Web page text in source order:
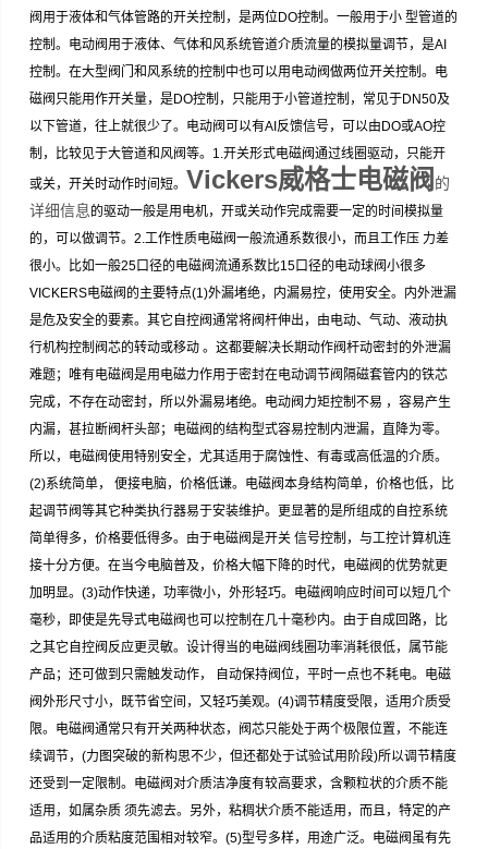
阀用于液体和气体管路的开关控制，是两位DO控制。一般用于小 型管道的
控制。电动阀用于液体、气体和风系统管道介质流量的模拟量调节，是AI
控制。在大型阀门和风系统的控制中也可以用电动阀做两位开关控制。电
磁阀只能用作开关量，是DO控制，只能用于小管道控制，常见于DN50及
以下管道，往上就很少了。电动阀可以有AI反馈信号，可以由DO或AO控
制，比较见于大管道和风阀等。1.开关形式电磁阀通过线圈驱动，只能开
或关，开关时动作时间短。 Vickers威格士电磁阀 的
详细信息的驱动一般是用电机，开或关动作完成需要一定的时间模拟量
的，可以做调节。2.工作性质电磁阀一般流通系数很小，而且工作压 力差
很小。比如一般25口径的电磁阀流通系数比15口径的电动球阀小很多
VICKERS电磁阀的主要特点(1)外漏堵绝，内漏易控，使用安全。内外泄漏
是危及安全的要素。其它自控阀通常将阀杆伸出，由电动、气动、液动执
行机构控制阀芯的转动或移动 。这都要解决长期动作阀杆动密封的外泄漏
难题；唯有电磁阀是用电磁力作用于密封在电动调节阀隔磁套管内的铁芯
完成，不存在动密封，所以外漏易堵绝。电动阀力矩控制不易 ，容易产生
内漏，甚拉断阀杆头部；电磁阀的结构型式容易控制内泄漏，直降为零。
所以，电磁阀使用特别安全，尤其适用于腐蚀性、有毒或高低温的介质。
(2)系统简单， 便接电脑，价格低谦。电磁阀本身结构简单，价格也低，比
起调节阀等其它种类执行器易于安装维护。更显著的是所组成的自控系统
简单得多，价格要低得多。由于电磁阀是开关 信号控制，与工控计算机连
接十分方便。在当今电脑普及，价格大幅下降的时代，电磁阀的优势就更
加明显。(3)动作快递，功率微小，外形轻巧。电磁阀响应时间可以短几个
毫秒，即使是先导式电磁阀也可以控制在几十毫秒内。由于自成回路，比
之其它自控阀反应更灵敏。设计得当的电磁阀线圈功率消耗很低，属节能
产品；还可做到只需触发动作， 自动保持阀位，平时一点也不耗电。电磁
阀外形尺寸小，既节省空间，又轻巧美观。(4)调节精度受限，适用介质受
限。电磁阀通常只有开关两种状态，阀芯只能处于两个极限位置，不能连
续调节，(力图突破的新构思不少，但还都处于试验试用阶段)所以调节精度
还受到一定限制。电磁阀对介质洁净度有较高要求，含颗粒状的介质不能
适用，如属杂质 须先滤去。另外，粘稠状介质不能适用，而且，特定的产
品适用的介质粘度范围相对较窄。(5)型号多样，用途广泛。电磁阀虽有先